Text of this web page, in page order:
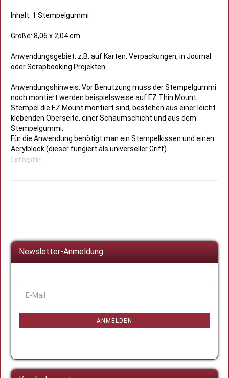
Inhalt: 1 Stempelgummi
Größe: 8,06 x 2,04 cm
Anwendungsgebiet: z.B. auf Karten, Verpackungen, in Journal
oder Scrapbooking Projekten
Anwendungshinweis: Vor Benutzung muss der Stempelgummi
noch montiert werden beispielsweise auf EZ Thin Mount
Stempel die EZ Mount montiert sind, bestehen aus einer leicht
klebenden Oberseite, einer Schaumschicht und aus dem
Stempelgummi.
Für die Anwendung benötigt man ein Stempelkissen und einen
Acrylblock (dieser fungiert als universeller Griff).
Suchbegriffe:
Newsletter-Anmeldung
WEITER
ZUR
NEWSLETTER-
E-
Mail
ANMELDEN